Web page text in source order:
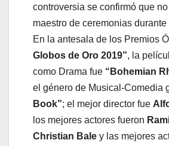
controversia se confirmó que
maestro de ceremonias
En la antesala de los Premios
Globos de Oro 2019”, la
como Drama fue “ Bohemian
el género de Musical-Comedia
Book”; el mejor director fue
los mejores actores fueron
Christian Bale y las mejores